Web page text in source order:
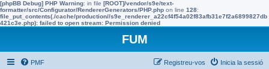
[phpBB Debug] PHP Warning: in file [ROOT]/vendor/s9e/text-
formatter/src/Configurator/RendererGenerators/PHP.php on line 128:
file_put_contents(./cache/production//s9e_renderer_a22cf4f54a02f83afb31e7f2a6899827db
421c3e.php): failed to open stream: Permission denied
FUM
PMF Inicia la sessió
Registreu-vos